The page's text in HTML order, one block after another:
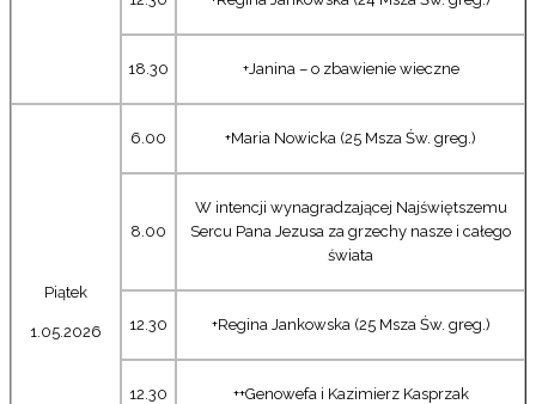
18.30 +Janina – o zbawienie wieczne
Piątek
1.05.2026
6.00 +Maria Nowicka (25 Msza Św. greg.)
8.00
W intencji wynagradzającej Najświętszemu
Sercu Pana Jezusa za grzechy nasze i całego
świata
12.30 +Regina Jankowska (25 Msza Św. greg.)
12.30 ++Genowefa i Kazimierz Kasprzak